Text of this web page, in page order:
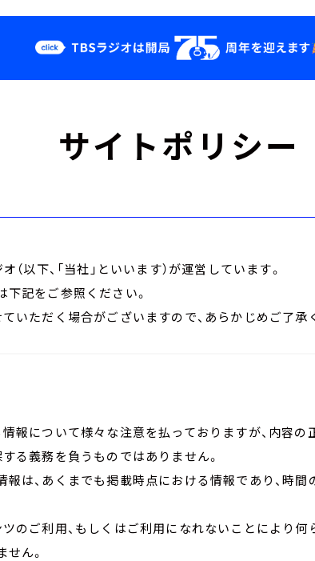
ズ
YouTube
サイトポリシー
以下、「当社」といいます）が運営しています。
記をご参照ください。
いただく場合がございますので、あらかじめご了承
報について様々な注意を払っておりますが、内容の
る義務を負うものではありません。
は、あくまでも掲載時点における情報であり、時
のご利用、もしくはご利用になれないことにより何
ん。